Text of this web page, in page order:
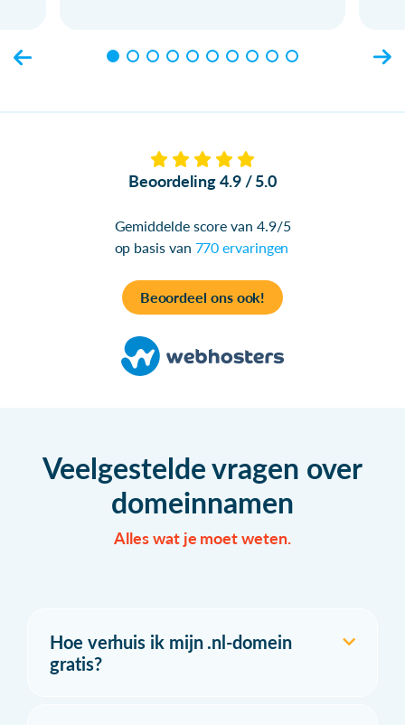
Beoordeling 4.9 / 5.0
Gemiddelde score van 4.9/5
op basis van 770 ervaringen
Beoordeel ons ook!
Veelgestelde vragen over
domeinnamen
Alles wat je moet weten.
Hoe verhuis ik mijn .nl-domein
gratis?